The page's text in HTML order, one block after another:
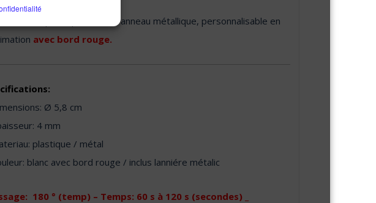
clés en plastique avec un anneau métallique, personnalisable en
avec bord rouge.
Ø 5,8 cm
4 mm
plastique / métal
blanc avec bord rouge / inclus lanniére métalic
180 ° (temp) – Temps: 60 s à 120 s (secondes) _